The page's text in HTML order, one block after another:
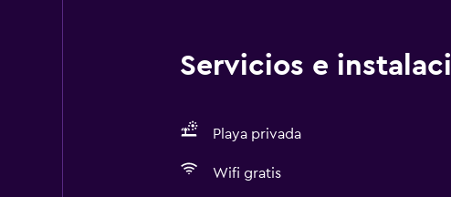
Servicios e
Playa privada
Wifi gratis